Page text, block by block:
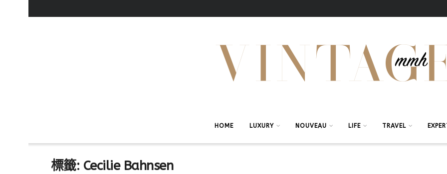
HOME LUXURY NOUVEAU LIFE TRAVEL
標籤: Cecilie Bahnsen